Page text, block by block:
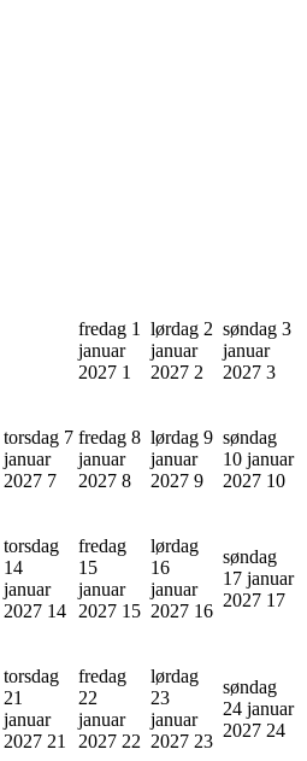
fredag 1
januar
2027 1
lørdag 2
januar
2027 2
søndag 3
januar
2027 3
torsdag 7
januar
2027 7
fredag 8
januar
2027 8
lørdag 9
januar
2027 9
søndag
10 januar
2027 10
torsdag
14
januar
2027 14
fredag
15
januar
2027 15
lørdag
16
januar
2027 16
søndag
17 januar
2027 17
torsdag
21
januar
2027 21
fredag
22
januar
2027 22
lørdag
23
januar
2027 23
søndag
24 januar
2027 24